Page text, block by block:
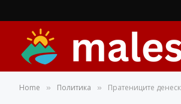
Home » Политика » Пратениците